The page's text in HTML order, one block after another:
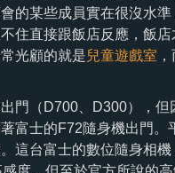
的某些成員實在很沒水
住直接跟飯店反應，飯
光顧的就是兒童遊戲室
門（D700、D300），
富士的F72隨身機出門
這台富士的數位隨身相